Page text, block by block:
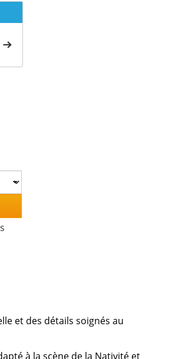
et des détails soignés au
à la scène de la Nativité et